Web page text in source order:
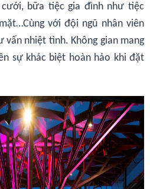
i, bữa tiệc gia đình như tiệc
với đội ngũ nhân viên
vấn nhiệt tình. Không gian mang
sự khác biệt hoàn hảo khi đặt